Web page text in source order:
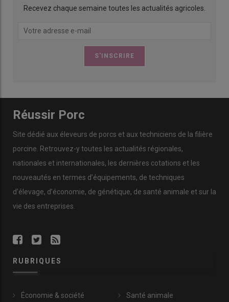
Recevez chaque semaine toutes les actualités agricoles.
Réussir Porc
Site dédié aux éleveurs de porcs et aux techniciens de la filière
porcine. Retrouvez-y toutes les actualités régionales,
nationales et internationales, les dernières cotations et les
nouveautés en termes d’équipements, de techniques
d’élevage, d’économie, de génétique, de santé animale et sur la
vie des entreprises.
RUBRIQUES
Économie & société
Santé animale